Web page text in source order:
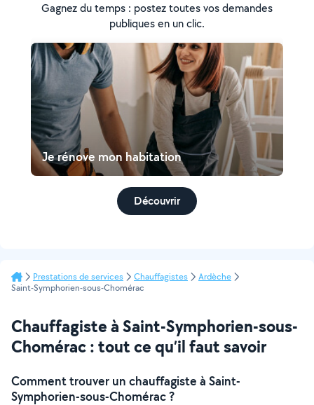
Gagnez du temps : postez toutes vos demandes
publiques en un clic.
Je rénove mon habitation
Découvrir
Prestations de services Chauffagistes
Ardèche
Saint-Symphorien-sous-Chomérac
Chauffagiste à Saint-Symphorien-sous-
Chomérac : tout ce qu’il faut savoir
Comment trouver un chauffagiste à Saint-
Symphorien-sous-Chomérac ?